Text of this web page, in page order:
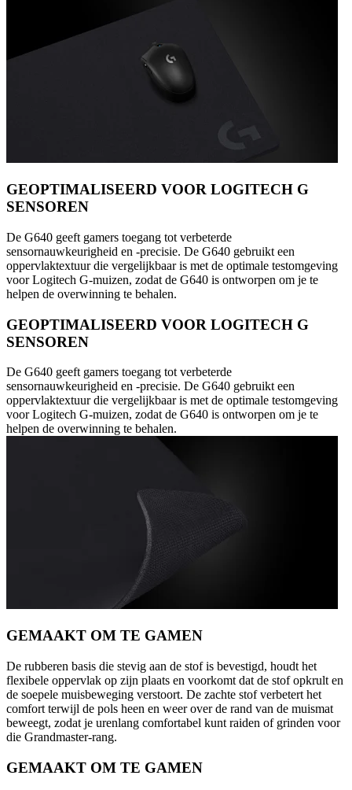
GEOPTIMALISEERD VOOR LOGITECH G
SENSOREN
De G640 geeft gamers toegang tot verbeterde
sensornauwkeurigheid en -precisie. De G640 gebruikt een
oppervlaktextuur die vergelijkbaar is met de optimale testomgeving
voor Logitech G-muizen, zodat de G640 is ontworpen om je te
helpen de overwinning te behalen.
GEOPTIMALISEERD VOOR LOGITECH G
SENSOREN
De G640 geeft gamers toegang tot verbeterde
sensornauwkeurigheid en -precisie. De G640 gebruikt een
oppervlaktextuur die vergelijkbaar is met de optimale testomgeving
voor Logitech G-muizen, zodat de G640 is ontworpen om je te
helpen de overwinning te behalen.
GEMAAKT OM TE GAMEN
De rubberen basis die stevig aan de stof is bevestigd, houdt het
flexibele oppervlak op zijn plaats en voorkomt dat de stof opkrult en
de soepele muisbeweging verstoort. De zachte stof verbetert het
comfort terwijl de pols heen en weer over de rand van de muismat
beweegt, zodat je urenlang comfortabel kunt raiden of grinden voor
die Grandmaster-rang.
GEMAAKT OM TE GAMEN